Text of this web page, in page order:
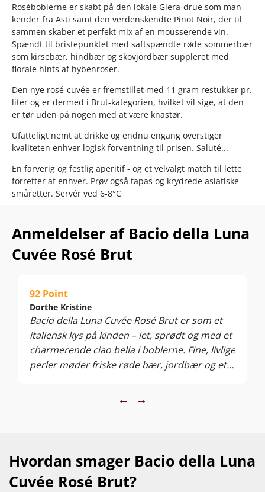
Roséboblerne er skabt på den lokale Glera-drue som man
kender fra Asti samt den verdenskendte Pinot Noir, der til
sammen skaber et perfekt mix af en mousserende vin.
Spændt til bristepunktet med saftspændte røde sommerbær
som kirsebær, hindbær og skovjordbær suppleret med
florale hints af hybenroser.
Den nye rosé-cuvée er fremstillet med 11 gram restukker pr.
liter og er dermed i Brut-kategorien, hvilket vil sige, at den
er tør uden på nogen med at være knastør.
Ufatteligt nemt at drikke og endnu engang overstiger
kvaliteten enhver logisk forventning til prisen. Saluté...
En farverig og festlig aperitif - og et velvalgt match til lette
forretter af enhver. Prøv også tapas og krydrede asiatiske
småretter. Servér ved 6-8°C
Anmeldelser af Bacio della Luna
Cuvée Rosé Brut
92 Point
Dorthe Kristine
Bacio della Luna Cuvée Rosé Brut er som et
italiensk kys på kinden – let, sprødt og med et
charmerende ciao bella i boblerne. Fine, livlige
perler møder friske røde bær, jordbær og et
← →
Hvordan smager Bacio della Luna
Cuvée Rosé Brut?